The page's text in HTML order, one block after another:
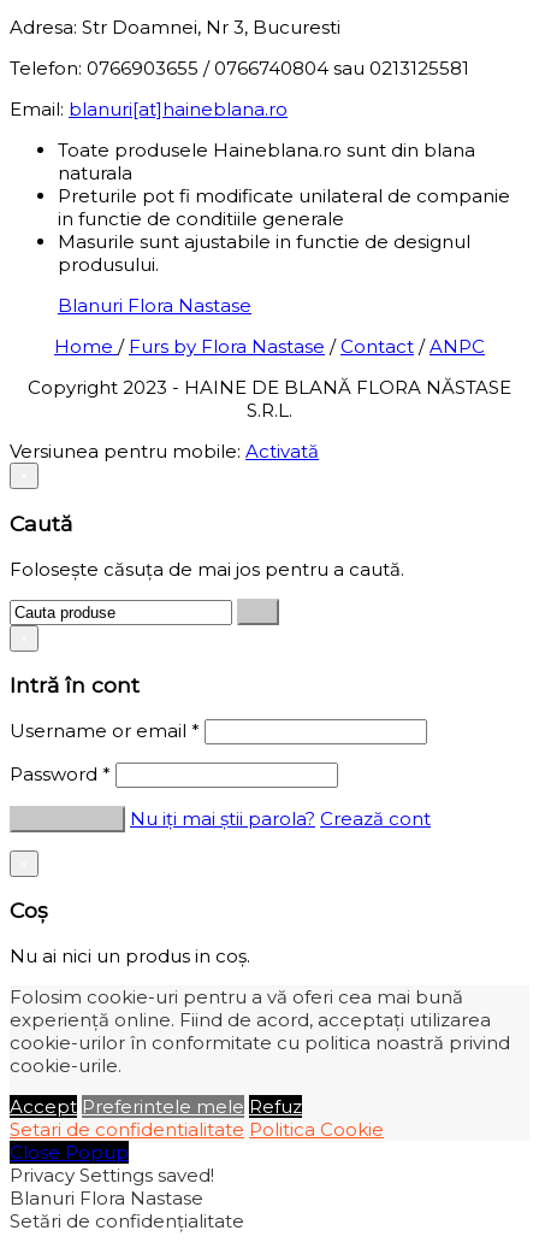
Adresa: Str Doamnei, Nr 3, Bucuresti
Telefon: 0766903655 / 0766740804 sau 0213125581
Email: blanuri[at]haineblana.ro
Toate produsele Haineblana.ro sunt din blana
naturala
Preturile pot fi modificate unilateral de companie
in functie de conditiile generale
Masurile sunt ajustabile in functie de designul
produsului.
Blanuri Flora Nastase
Home / Furs by Flora Nastase /Contact /ANPC
Copyright 2023 - HAINE DE BLANĂ FLORA NĂSTASE
S.R.L.
Versiunea pentru mobile: Activată
Caută
Folosește căsuța de mai jos pentru a caută.
Intră în cont
Username or email *
Password *
Nu iți mai știi parola? Crează cont
Coș
Nu ai nici un produs in coș.
Folosim cookie-uri pentru a vă oferi cea mai bună
experiență online. Fiind de acord, acceptați utilizarea
cookie-urilor în conformitate cu politica noastră privind
cookie-urile.
Accept Preferintele mele Refuz
Setari de confidentialitate Politica Cookie
Close Popup
Privacy Settings saved!
Blanuri Flora Nastase
Setări de confidențialitate